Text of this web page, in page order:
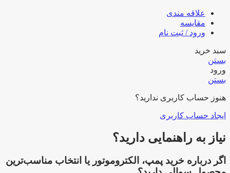
علاقه مندی
مقایسه
ورود / ثبت نام
سبد خرید
بستن
ورود
بستن
هنوز حساب کاربری ندارید؟
ایجاد حساب کاربری
نیاز به راهنمایی دارید؟
اگر درباره خرید پمپ، الکتروموتور یا انتخاب مناسب‌ترین